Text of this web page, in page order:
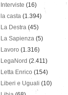
Interviste (16)
la casta (1.394)
La Destra (45)
La Sapienza (5)
Lavoro (1.316)
LegaNord (2.411)
Letta Enrico (154)
Liberi e Uguali (10)